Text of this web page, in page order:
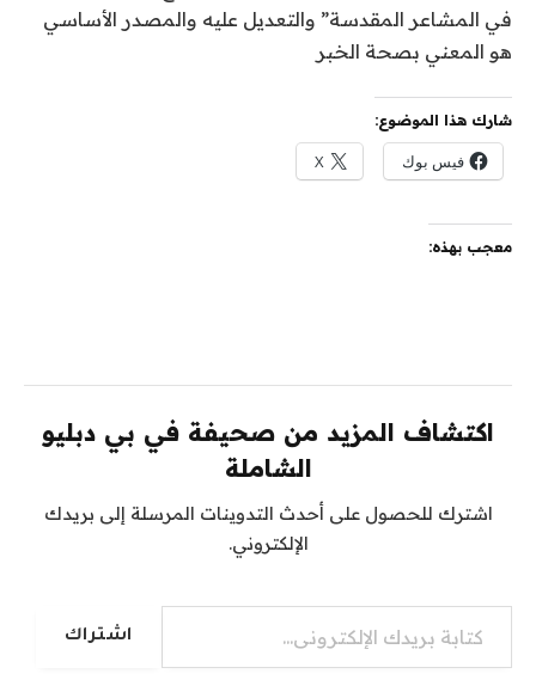
في المشاعر المقدسة” والتعديل عليه والمصدر الأساسي
هو المعني بصحة الخبر
شارك هذا الموضوع:
فيس بوك X
معجب بهذه:
اكتشاف المزيد من صحيفة في بي دبليو
الشاملة
اشترك للحصول على أحدث التدوينات المرسلة إلى بريدك
الإلكتروني.
كتابة بريدك الإلكتروني...
اشتراك